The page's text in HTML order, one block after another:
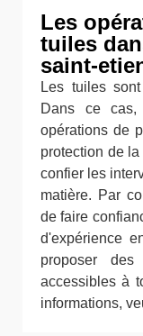
Les
tuiles
saint-
Les tuiles
Dans ce
opérations de
protection de
confier les
matière. Par
de faire
d'expérience
proposer
accessibles à
informations,